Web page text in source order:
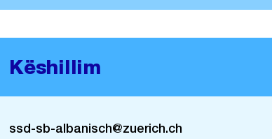
Këshillim
ssd-sb-albanisch@zuerich.ch